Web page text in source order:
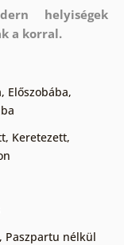
helyiségek
a korral.
, Előszobába,
, Keretezett,
Paszpartu nélkül